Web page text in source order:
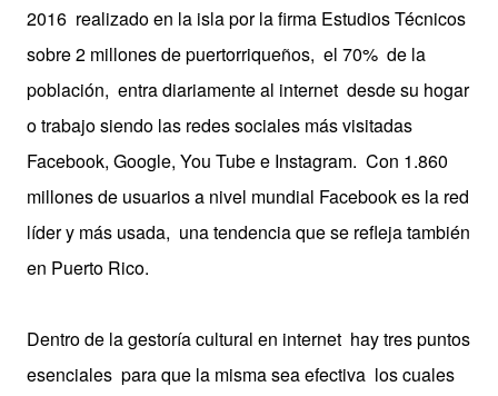
2016 realizado en la isla por la firma Estudios Técnicos
sobre 2 millones de puertorriqueños, el 70% de la
población, entra diariamente al internet desde su hogar
o trabajo siendo las redes sociales más visitadas
Facebook, Google, You Tube e Instagram. Con 1.860
millones de usuarios a nivel mundial Facebook es la red
líder y más usada, una tendencia que se refleja también
en Puerto Rico.
Dentro de la gestoría cultural en internet hay tres puntos
esenciales para que la misma sea efectiva los cuales